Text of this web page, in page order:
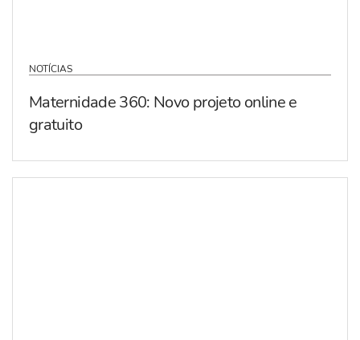
NOTÍCIAS
Maternidade 360: Novo projeto online e
gratuito